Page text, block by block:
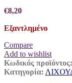
€8,20
Εξαντλημένο
Compare
Add to wishlist
Κωδικός προϊόντος:
Κατηγορία: